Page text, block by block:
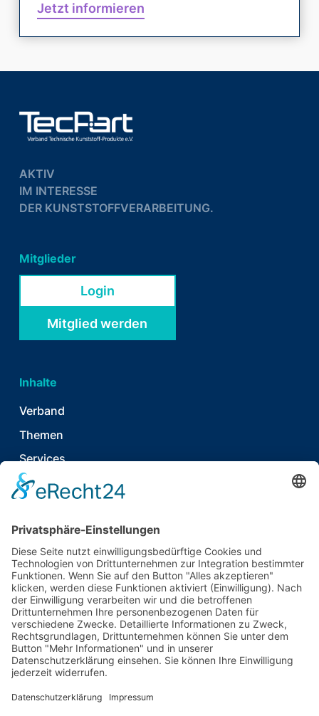
Jetzt informieren
AKTIV
IM INTERESSE
DER KUNSTSTOFFVERARBEITUNG.
Mitglieder
Login
Mitglied werden
Inhalte
Verband
Themen
Services
News & Publikationen
Kontakt
T
06021 920 374 7
E
info@tecpart.de
Auhofstr. 2
63741 Aschaffenburg
Deutschland